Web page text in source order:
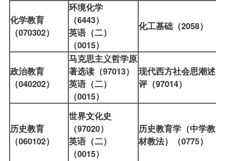
化学教育
（070302）
环境化学
（6443）
英语（二）
（0015）
化工基础（2058）
政治教育
（040202）
马克思主义哲学原
著选读（97013）
英语（二）
（0015）
现代西方社会思潮述
评（97014）
历史教育
（060102）
世界文化史
（97020）
英语（二）
（0015）
历史教育学（中学教
材教法）（0775）